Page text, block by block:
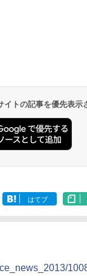
トの記事を優先表示
はてブ